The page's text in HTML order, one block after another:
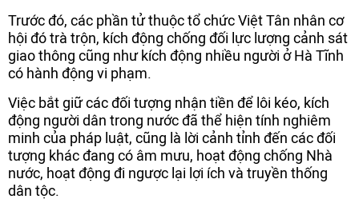
Trước đó, các phần tử thuộc tổ chức Việt Tân nhân cơ
hội đó trà trộn, kích động chống đối lực lượng cảnh sát
giao thông cũng như kích động nhiều người ở Hà Tĩnh
có hành động vi phạm.
Việc bắt giữ các đối tượng nhận tiền để lôi kéo, kích
động người dân trong nước đã thể hiện tính nghiêm
minh của pháp luật, cũng là lời cảnh tỉnh đến các đối
tượng khác đang có âm mưu, hoạt động chống Nhà
nước, hoạt động đi ngược lại lợi ích và truyền thống
dân tộc.